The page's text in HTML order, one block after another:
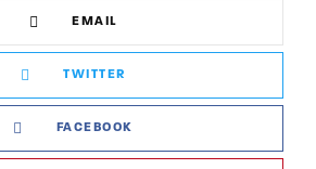
EMAIL
TWITTER
FACEBOOK